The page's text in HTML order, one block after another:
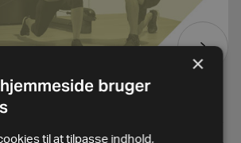
Personlig træner vil blive certificeret i,
×
bruger
til at tilpasse indhold,